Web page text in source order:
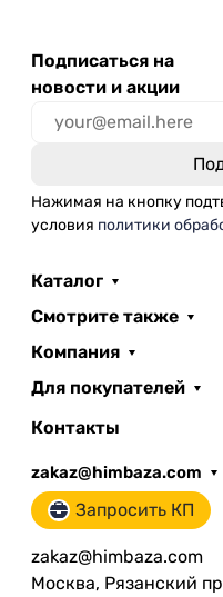
Подписаться на
новости и акции
Нажимая на кнопку
условия политики
Каталог
Смотрите также
Компания
Для покупателей
Контакты
zakaz@himbaza.com
Запросить КП
zakaz@himbaza.com
Москва, Рязанский